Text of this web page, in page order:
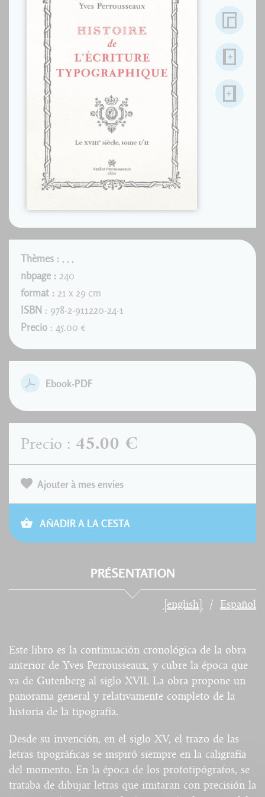
Thèmes : , , ,
nbpage : 240
format : 21 x 29 cm
ISBN : 978-2-911220-24-1
Precio : 45.00 €
Ebook-PDF
Precio : 45.00 €
Ajouter à mes envies
AÑADIR A LA CESTA
PRÉSENTATION
[english] Español
Este libro es la continuación cronológica de la obra
anterior de Yves Perrousseaux, y cubre la época que
va de Gutenberg al siglo XVII. La obra propone un
panorama general y relativamente completo de la
historia de la tipografía.
Desde su invención, en el siglo XV, el trazo de las
letras tipográficas se inspiró siempre en la caligrafía
del momento. En la época de los prototipógrafos, se
trataba de dibujar letras que imitaran con precisión la